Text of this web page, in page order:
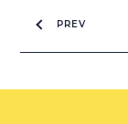
PREV